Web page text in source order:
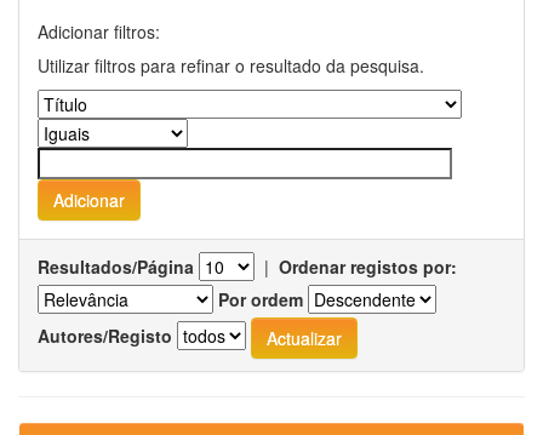
Adicionar filtros:
Utilizar filtros para refinar o resultado da pesquisa.
Resultados/Página | Ordenar registos por:
Por ordem
Autores/Registo